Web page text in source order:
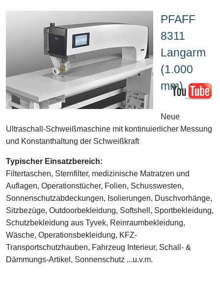
PFAFF
8311
Langarm
(1.000
mm)
Neue
Ultraschall-Schweißmaschine mit kontinuierlicher Messung
und Konstanthaltung der Schweißkraft
Typischer Einsatzbereich:
Filtertaschen, Sternfilter, medizinische Matratzen und
Auflagen, Operationstücher, Folien, Schusswesten,
Sonnenschutzabdeckungen, Isolierungen, Duschvorhänge,
Sitzbezüge, Outdoorbekleidung, Softshell, Sportbekleidung,
Schutzbekleidung aus Tyvek, Reinraumbekleidung,
Wäsche, Operationsbekleidung, KFZ-
Transportschutzhauben, Fahrzeug Interieur, Schall- &
Dämmungs-Artikel, Sonnenschutz ...u.v.m.